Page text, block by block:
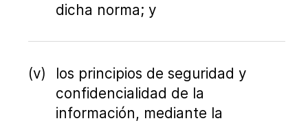
dicha norma; y
los principios de seguridad y
confidencialidad de la
información, mediante la